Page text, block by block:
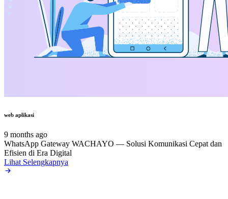
web aplikasi
9 months ago
WhatsApp Gateway WACHAYO — Solusi Komunikasi Cepat dan
Efisien di Era Digital
Lihat Selengkapnya